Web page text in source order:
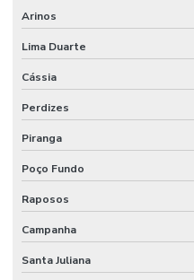
Arinos
Lima Duarte
Cássia
Perdizes
Piranga
Poço Fundo
Raposos
Campanha
Santa Juliana